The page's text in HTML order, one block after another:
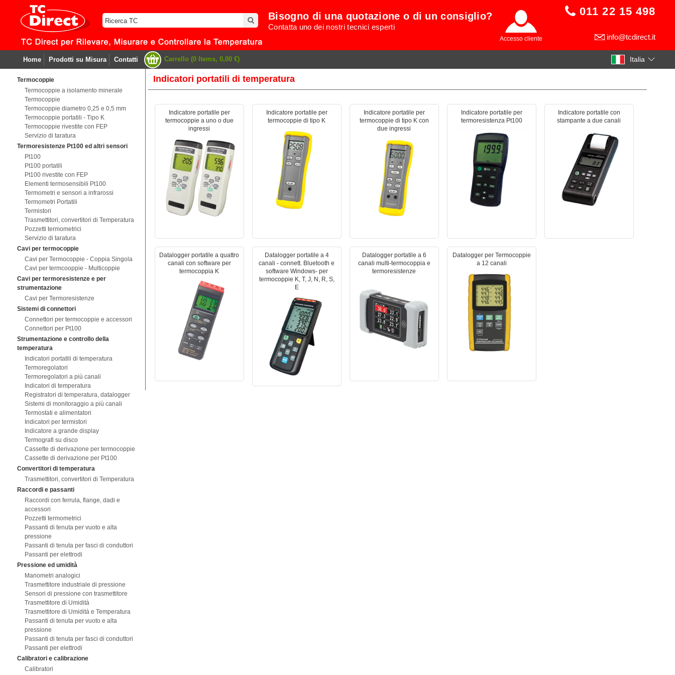
Italia
011 22 15 498
info@tcdirect.it
Accesso cliente
Bisogno di una quotazione o di un consiglio?
Contatta uno dei nostri tecnici esperti
Home Prodotti su Misura Contatti Carrello (0 Items, 0,00 €)
Termocoppie
Termocoppie a isolamento minerale
Termocoppie
Termocoppie diametro 0,25 e 0,5 mm
Termocoppie portatili - Tipo K
Termocoppie rivestite con FEP
Servizio di taratura
Termoresistenze Pt100 ed altri sensori
Pt100
Pt100 portatili
Pt100 rivestite con FEP
Elementi termosensibili Pt100
Termometri e sensori a infrarossi
Termometri Portatili
Termistori
Trasmettitori, convertitori di Temperatura
Pozzetti termometrici
Servizio di taratura
Cavi per termocoppie
Cavi per Termocoppie - Coppia Singola
Cavi per termcooppie - Multicoppie
Cavi per termoresistenze e per
strumentazione
Cavi per Termoresistenze
Sistemi di connettori
Connettori per termocoppie e accessori
Connettori per Pt100
Strumentazione e controllo della
temperatura
Indicatori portatili di temperatura
Termoregolatori
Termoregolatori a più canali
Indicatori di temperatura
Registratori di temperatura, datalogger
Sistemi di monitoraggio a più canali
Termostati e alimentatori
Indicatori per termistori
Indicatore a grande display
Termografi su disco
Cassette di derivazione per termocoppie
Cassette di derivazione per Pt100
Convertitori di temperatura
Trasmettitori, convertitori di Temperatura
Raccordi e passanti
Raccordi con ferrula, flange, dadi e
accessori
Pozzetti termometrici
Passanti di tenuta per vuoto e alta
pressione
Passanti di tenuta per fasci di conduttori
Passanti per elettrodi
Pressione ed umidità
Manometri analogici
Trasmettitore industriale di pressione
Sensori di pressione con trasmettitore
Trasmettitore di Umidità
Trasmettitore di Umidità e Temperatura
Passanti di tenuta per vuoto e alta
pressione
Passanti di tenuta per fasci di conduttori
Passanti per elettrodi
Calibratori e calibrazione
Calibratori
Indicatori portatili di temperatura
Indicatore portatile per
termocoppie a uno o due
ingressi
Indicatore portatile per
termocoppie di tipo K
Indicatore portatile per
termocoppie di tipo K con
due ingressi
Indicatore portatile per
termoresistenza Pt100
Indicatore portatile con
stampante a due canali
Datalogger portatile a quattro
canali con software per
termocoppia K
Datalogger portatile a 4
canali - connett. Bluetooth e
software Windows- per
termocoppie K, T, J, N, R, S,
E
Datalogger portatile a 6
canali multi-termocoppia e
termoresistenze
Datalogger per Termocoppie
a 12 canali